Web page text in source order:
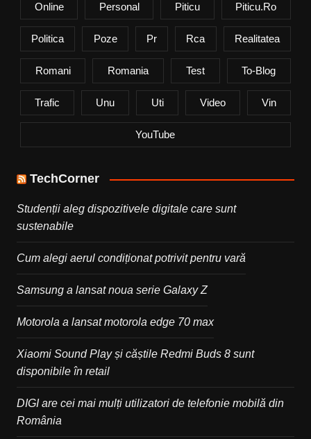
Online Personal Piticu Piticu.ro
Politica Poze Pr Rca Realitatea
Romani Romania Test To-Blog
Trafic Unu Uti Video Vin
YouTube
TechCorner
Studenții aleg dispozitivele digitale care sunt
sustenabile
Cum alegi aerul condiționat potrivit pentru vară
Samsung a lansat noua serie Galaxy Z
Motorola a lansat motorola edge 70 max
Xiaomi Sound Play și căștile Redmi Buds 8 sunt
disponibile în retail
DIGI are cei mai mulți utilizatori de telefonie mobilă din
România